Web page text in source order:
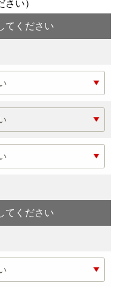
さい）
てください
てください